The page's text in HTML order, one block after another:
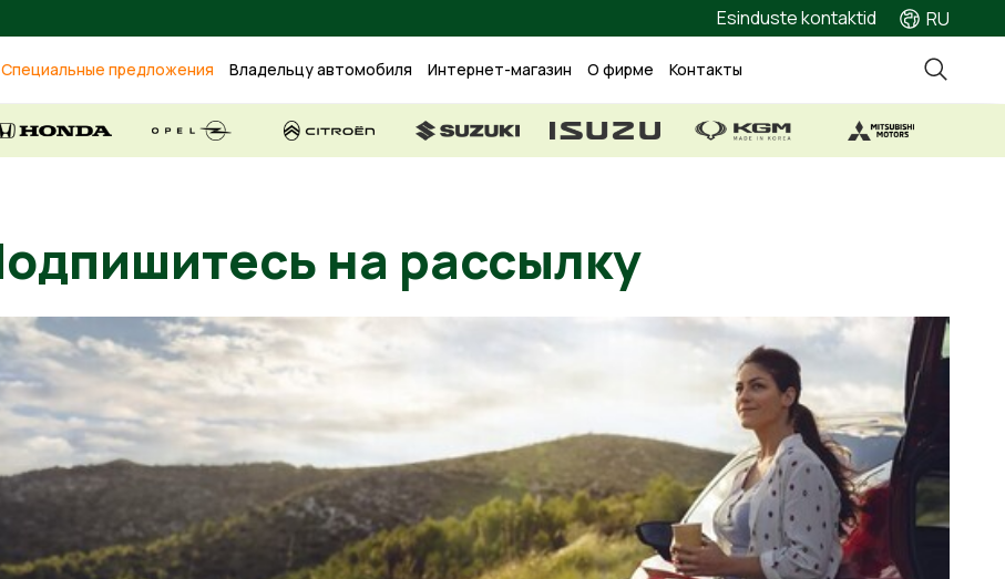
Esinduste kontaktid RU
Специальные предложения Владельцу автомобиля Интернет-магазин О фирме Контакты
Подпишитесь на рассылку